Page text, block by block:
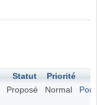
Statut Priorité
Proposé Normal